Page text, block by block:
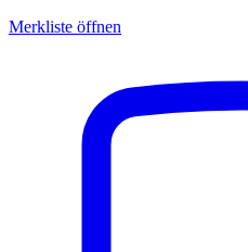
Merkliste öffnen